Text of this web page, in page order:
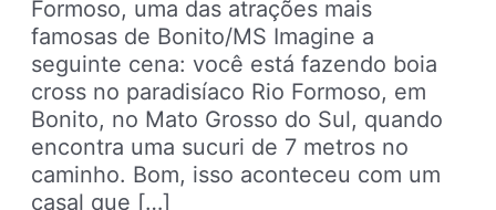
Formoso, uma das atrações mais
famosas de Bonito/MS Imagine a
seguinte cena: você está fazendo boia
cross no paradisíaco Rio Formoso, em
Bonito, no Mato Grosso do Sul, quando
encontra uma sucuri de 7 metros no
caminho. Bom, isso aconteceu com um
casal que […]